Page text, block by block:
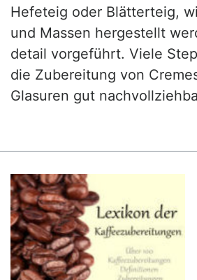
Hefeteig oder Blätterteig,
und Massen hergestellt
detail vorgeführt. Viele
die Zubereitung von
Glasuren gut